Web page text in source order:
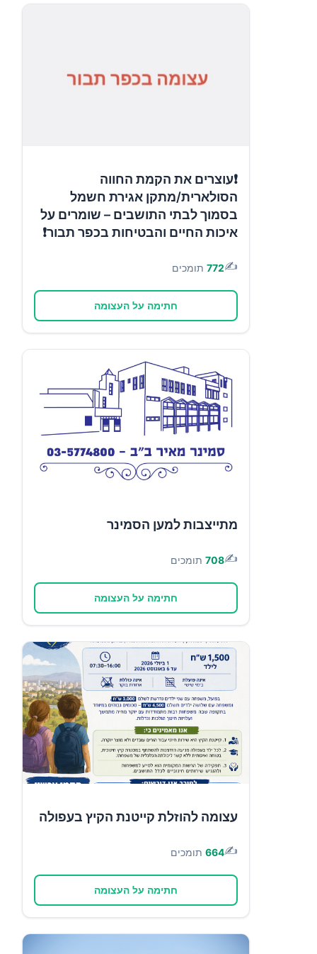
❗עוצרים את הקמת החווה
הסולארית/מתקן אגירת חשמל
בסמוך לבתי התושבים – שומרים על
איכות החיים והבטיחות בכפר תבור❗
✍️
772 תומכים
חתימה על העצומה
מתייצבות למען הסמינר
✍️
708 תומכים
חתימה על העצומה
עצומה להוזלת קייטנת הקיץ בעפולה
✍️
664 תומכים
חתימה על העצומה